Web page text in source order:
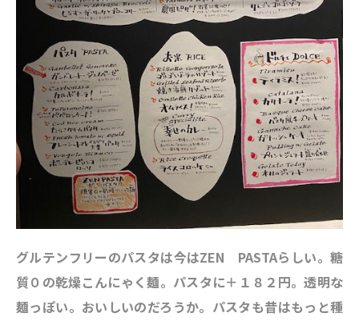
グルテンフリーのパスタは今はZEN PASTAらしい。糖
質０の乾燥こんにゃく麺。パスタに＋１８２円。透明な
麺っぽい。おいしいのだろうか。パスタも昔はもっと種